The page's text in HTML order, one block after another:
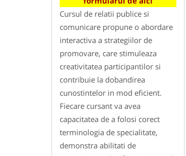
Cursul de relatii publice si
comunicare propune o abordare
interactiva a strategiilor de
promovare, care stimuleaza
creativitatea participantilor si
contribuie la dobandirea
cunostintelor in mod eficient.
Fiecare cursant va avea
capacitatea de a folosi corect
terminologia de specialitate,
demonstra abilitati de